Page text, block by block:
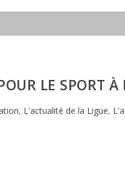
LE SPORT
, L'actualité de la Ligue,